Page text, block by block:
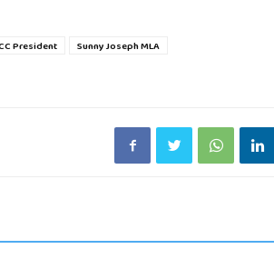
President
Sunny Joseph MLA